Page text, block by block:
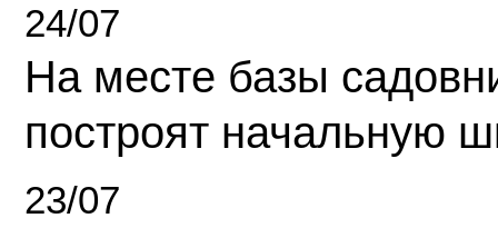
24/07
На месте базы
построят начальную
23/07